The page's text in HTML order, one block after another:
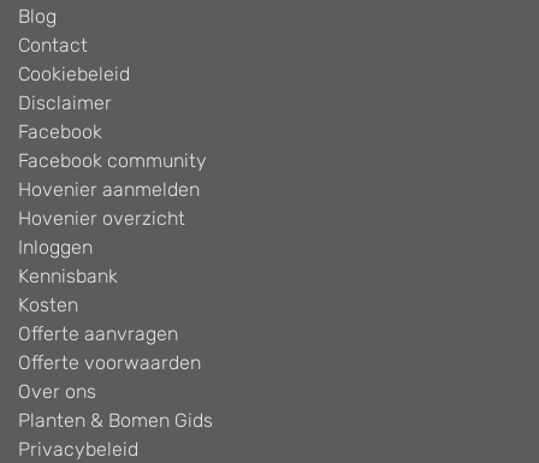
Blog
Contact
Cookiebeleid
Disclaimer
Facebook
Facebook community
Hovenier aanmelden
Hovenier overzicht
Inloggen
Kennisbank
Kosten
Offerte aanvragen
Offerte voorwaarden
Over ons
Planten & Bomen Gids
Privacybeleid